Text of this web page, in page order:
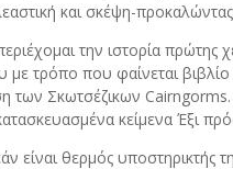
και σκέψη-
την ιστορία πρώτης
με τρόπο που φαίνεται
των Σκωτσέζικων Cairngorms.
κείμενα Έξι
είναι θερμός υποστηρικτής